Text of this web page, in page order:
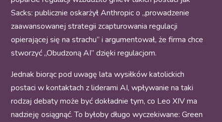
Sacks: publicznie oskarżył Anthropic o „prowadzenie
zaawansowanej strategii zcapturowania regulacji
opierającej się na strachu” i argumentował, że firma chce
stworzyć „Obudzoną AI” dzięki regulacjom.
Jednak biorąc pod uwagę lata wysiłków katolickich
postaci w kontaktach z liderami AI, wpływanie na taki
rodzaj debaty może być dokładnie tym, co Leo XIV ma
nadzieję osiągnąć. To byłoby długo wyczekiwane: Green